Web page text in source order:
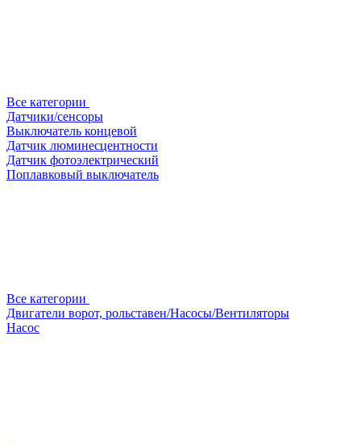
Все категории
Датчики/сенсоры
Выключатель концевой
Датчик люминесцентности
Датчик фотоэлектрический
Поплавковый выключатель
Все категории
Двигатели ворот, рольставен/Насосы/Вентиляторы
Насос